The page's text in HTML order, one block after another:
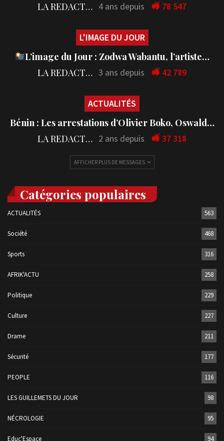
LA REDACTION 4 ans depuis 78 547
L'IMAGE DU JOUR
L’image du Jour : Zodwa Wabantu, l’artiste…
LA REDACTION 3 ans depuis 42 789
ACTUALITÉS
Bénin : Les arrestations d’Olivier Boko, Oswald…
LA REDACTION 2 ans depuis 37 318
AFFICHER PLUS DE MESSAGES
Catégories populaires
ACTUALITÉS 563
Société 468
Sports 316
AFRIK'ACTU 258
Politique 229
Culture 227
Drame 211
Sécurité 177
PEOPLE 116
LES GUILLEMETS DU JOUR 98
NÉCROLOGIE 95
Educ'Espace 94